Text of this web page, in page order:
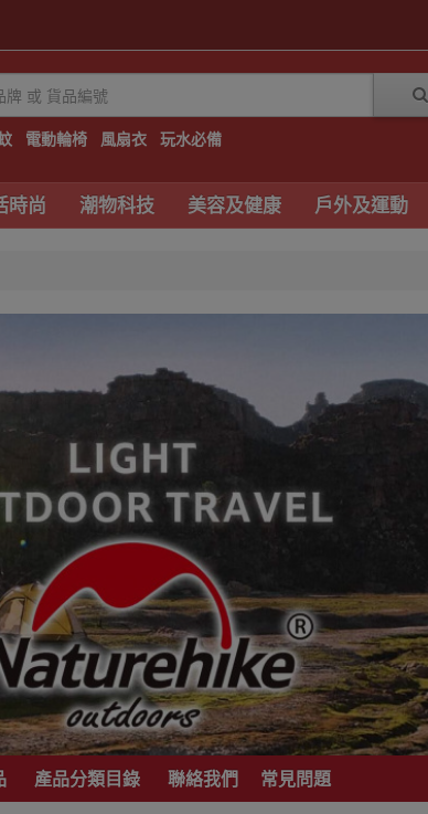
電動輪椅 風扇衣 玩水必備
時尚 潮物科技 美容及健康 戶外及運動
產品分類目錄 聯絡我們 常見問題